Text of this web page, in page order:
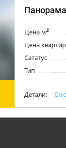
Цена м2
Цена квартир
Сататус
Тип
Детали: